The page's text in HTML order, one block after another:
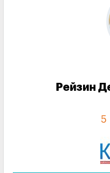
Рейзин
5